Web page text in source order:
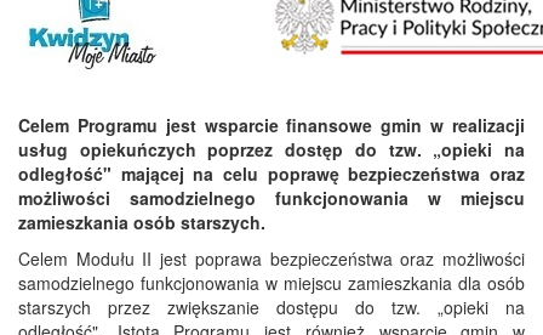
Celem Programu jest wsparcie finansowe gmin w realizacji
usług opiekuńczych poprzez dostęp do tzw. „opieki na
odległość" mającej na celu poprawę bezpieczeństwa oraz
możliwości samodzielnego funkcjonowania w miejscu
zamieszkania osób starszych.
Celem Modułu II jest poprawa bezpieczeństwa oraz możliwości
samodzielnego funkcjonowania w miejscu zamieszkania dla osób
starszych przez zwiększanie dostępu do tzw. „opieki na